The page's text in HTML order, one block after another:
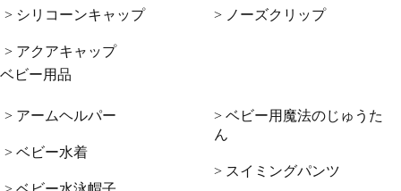
> シリコーンキャップ
> アクアキャップ
> ノーズクリップ
ベビー用品
> アームヘルパー
> ベビー水着
> ベビー用魔法のじゅうた
ん
> スイミングパンツ